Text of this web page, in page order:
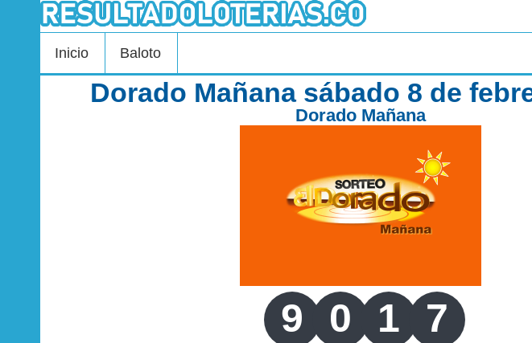
Inicio Baloto
Dorado Mañana sábado 8 de
Dorado Mañana
9 0 1 7